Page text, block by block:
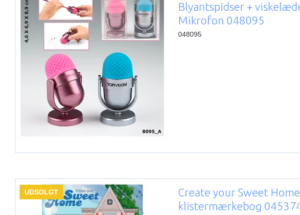
Blyantspidser +
Mikrofon 048095
048095
UDSOLGT
Create your Sweet Home
klistermærkebog